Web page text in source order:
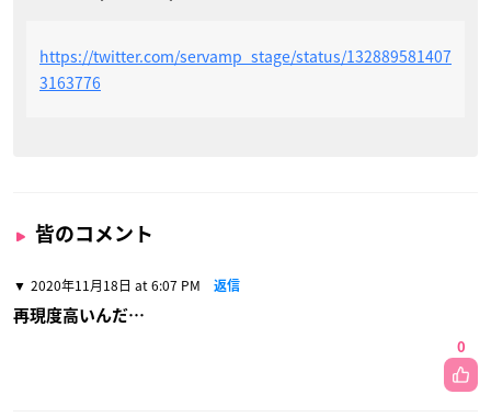
https://twitter.com/servamp_stage/status/132889581407
3163776
皆のコメント
2020年11月18日 at 6:07 PM 返信
再現度高いんだ…
0